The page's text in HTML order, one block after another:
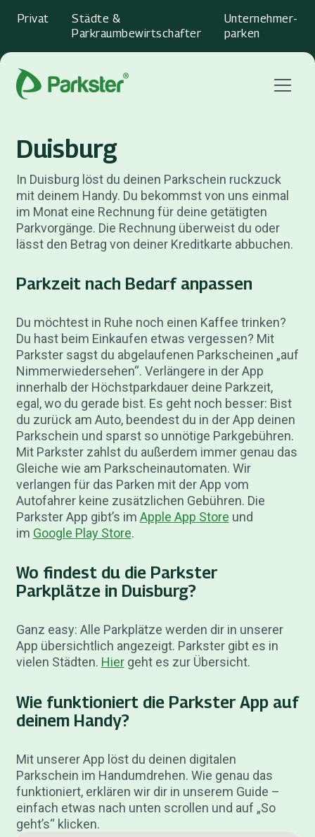
Privat
Städte &
Parkraumbewirtschafter
Unternehmer­
parken
Menu
Duisburg
In Duisburg löst du deinen Parkschein ruckzuck
mit deinem Handy. Du bekommst von uns einmal
im Monat eine Rechnung für deine getätigten
Parkvorgänge. Die Rechnung überweist du oder
lässt den Betrag von deiner Kreditkarte abbuchen.
Parkzeit nach Bedarf anpassen
Du möchtest in Ruhe noch einen Kaffee trinken?
Du hast beim Einkaufen etwas vergessen? Mit
Parkster sagst du abgelaufenen Parkscheinen „auf
Nimmerwiedersehen“. Verlängere in der App
innerhalb der Höchstparkdauer deine Parkzeit,
egal, wo du gerade bist. Es geht noch besser: Bist
du zurück am Auto, beendest du in der App deinen
Parkschein und sparst so unnötige Parkgebühren.
Mit Parkster zahlst du außerdem immer genau das
Gleiche wie am Parkscheinautomaten. Wir
verlangen für das Parken mit der App vom
Autofahrer keine zusätzlichen Gebühren. Die
Parkster App gibt’s im Apple App Store und
im Google Play Store.
Wo findest du die Parkster
Parkplätze in Duisburg?
Ganz easy: Alle Parkplätze werden dir in unserer
App übersichtlich angezeigt. Parkster gibt es in
vielen Städten. Hiergeht es zur Übersicht.
Wie funktioniert die Parkster App auf
deinem Handy?
Mit unserer App löst du deinen digitalen
Parkschein im Handumdrehen. Wie genau das
funktioniert, erklären wir dir in unserem Guide –
einfach etwas nach unten scrollen und auf „So
geht’s“ klicken.